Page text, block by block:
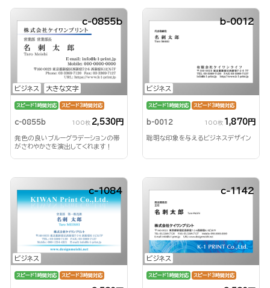
ビジネス 大きな文字
c-0855b
スピード1時間対応 スピード3時間対応
c-0855b 100枚 2,530円
発色の良いブルーグラデーションの帯
がさわやかさを演出してくれます！
ビジネス
b-0012
スピード1時間対応 スピード3時間対応
b-0012 100枚 1,870円
聡明な印象を与えるビジネスデザイン
ビジネス
c-1084
スピード1時間対応 スピード3時間対応
ビジネス
c-1142
スピード1時間対応 スピード3時間対応